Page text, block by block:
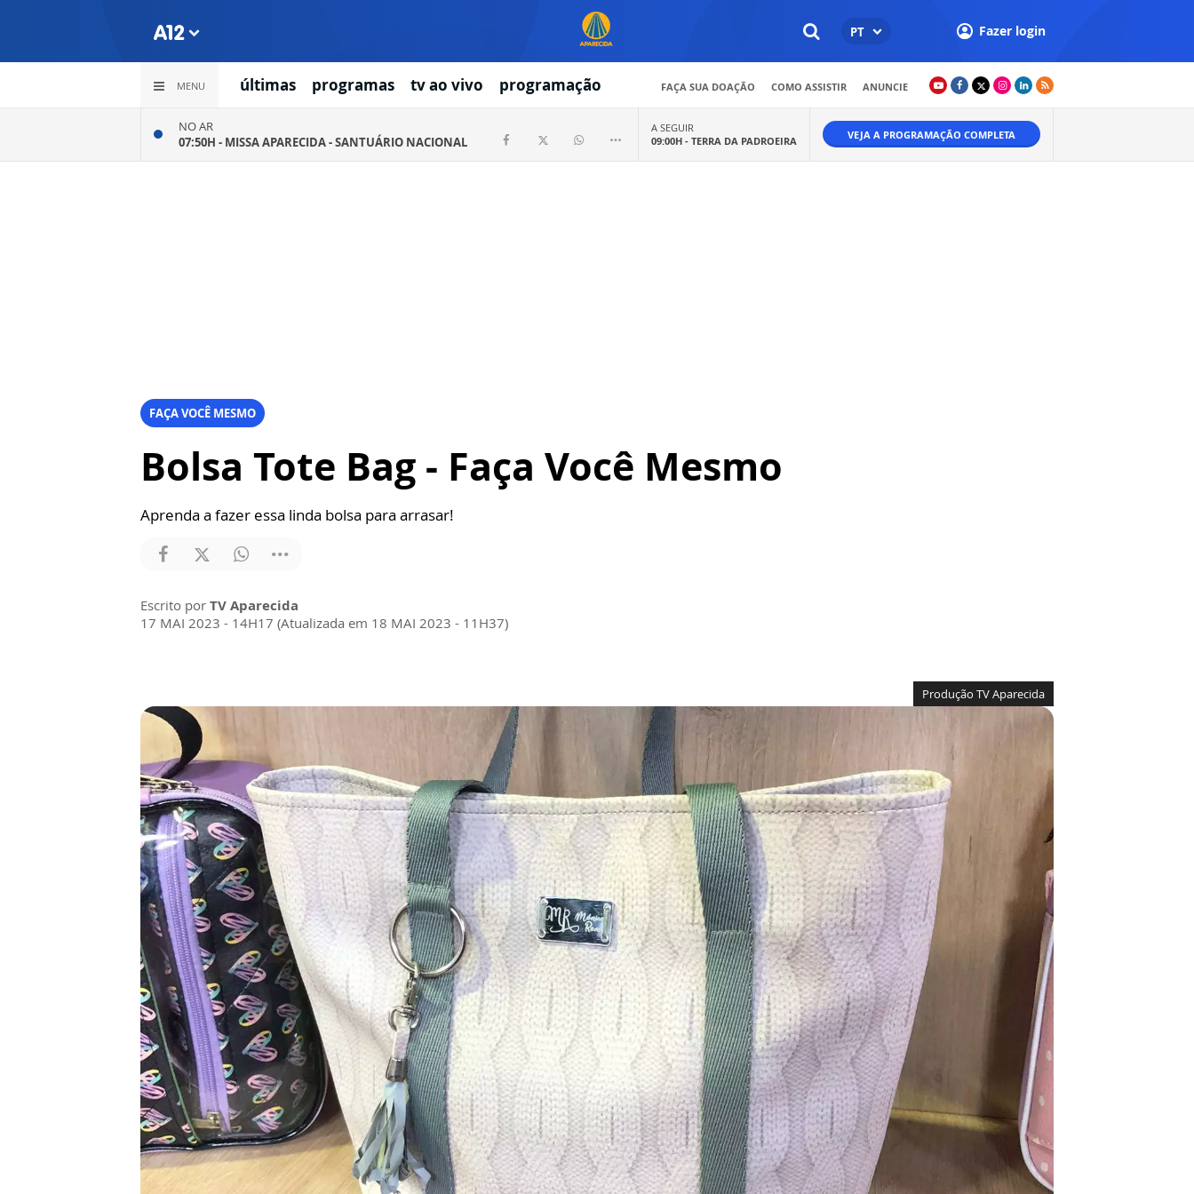
PT Fazer login
MENU últimas programas tv ao vivo programação FAÇA SUA DOAÇÃO COMO ASSISTIR ANUNCIE
NO AR
07:50H - MISSA APARECIDA - SANTUÁRIO NACIONAL
A SEGUIR
09:00H - TERRA DA PADROEIRA VEJA A PROGRAMAÇÃO COMPLETA
FAÇA VOCÊ MESMO
Bolsa Tote Bag - Faça Você Mesmo
Aprenda a fazer essa linda bolsa para arrasar!
Escrito por TV Aparecida
17 MAI 2023 - 14H17 (Atualizada em 18 MAI 2023 - 11H37)
Produção TV Aparecida